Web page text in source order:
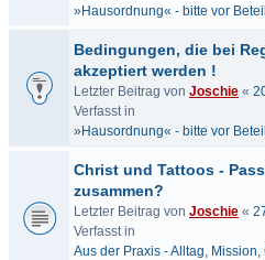
»Hausordnung« - bitte vor
Bedingungen, die bei
akzeptiert werden !
Letzter Beitrag von Joschie «
Verfasst in
»Hausordnung« - bitte vor
Christ und Tattoos -
zusammen?
Letzter Beitrag von Joschie «
Verfasst in
Aus der Praxis - Alltag,